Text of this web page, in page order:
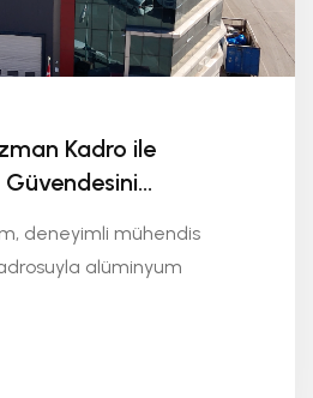
Kadro ile
deneyimli mühendis
alüminyum